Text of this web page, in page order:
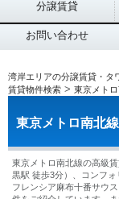
分譲賃貸
お問い合わせ
湾岸エリアの分譲賃貸・タ
賃貸物件検索 > 東京メト
東京メトロ南北
東京メトロ南北線の高級
黒駅 徒歩3分）、コンフォ
フレンシア麻布十番サウ